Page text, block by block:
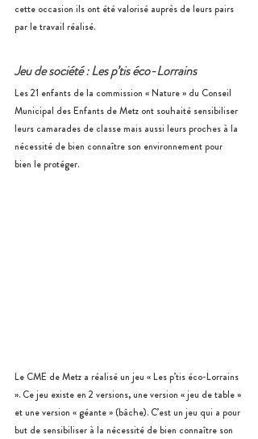
cette occasion ils ont été valorisé auprès de leurs pairs
par le travail réalisé.
Jeu de société : Les p’tis éco-Lorrains
Les 21 enfants de la commission « Nature » du Conseil
Municipal des Enfants de Metz ont souhaité sensibiliser
leurs camarades de classe mais aussi leurs proches à la
nécessité de bien connaître son environnement pour
bien le protéger.
Le CME de Metz a réalisé un jeu « Les p’tis éco-Lorrains
». Ce jeu existe en 2 versions, une version « jeu de table »
et une version « géante » (bâche). C’est un jeu qui a pour
but de sensibiliser à la nécessité de bien connaître son